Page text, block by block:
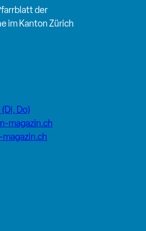
der
im Kanton Zürich
Do)
magazin.ch